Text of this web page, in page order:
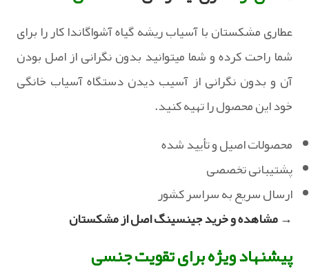
عطاری مشکستان با آسیاب ریشه گیاه آشواگاندا کار را برای
شما راحت کرده و شما میتوانید بدون نگرانی از اصل بودن
آن و بدون نگرانی از آسیب دیدن دستگاه آسیاب خانگی
خود این محصول را تهیه کنید.
محصولات اصیل و تأیید شده
پشتیبانی تخصصی
ارسال سریع به سراسر کشور
→ مشاهده و خرید جینسینگ اصل از مشکستان
پیشنهاد ویژه برای تقویت جنسی